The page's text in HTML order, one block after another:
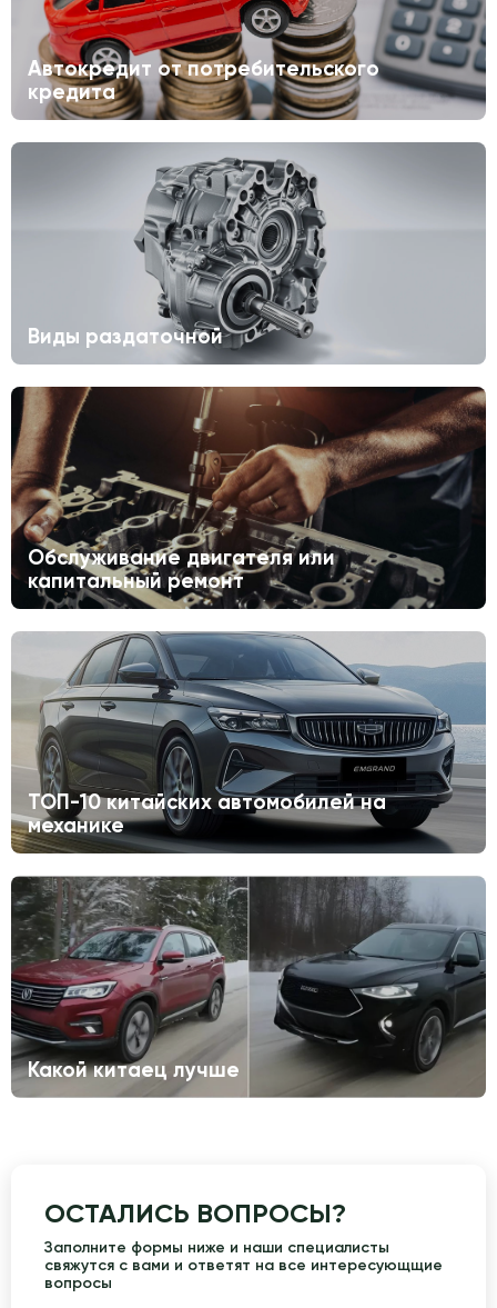
Автокредит от потребительского
кредита
Виды раздаточной
Обслуживание двигателя или
капитальный ремонт
ТОП-10 китайских автомобилей на
механике
Какой китаец лучше
ОСТАЛИСЬ ВОПРОСЫ?
Заполните формы ниже и наши специалисты
свяжутся с вами и ответят на все интересующщие
вопросы